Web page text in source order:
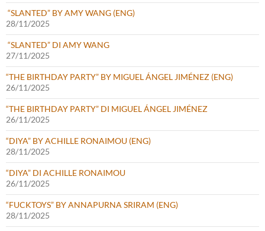
“SLANTED” BY AMY WANG (ENG)
28/11/2025
“SLANTED” DI AMY WANG
27/11/2025
“THE BIRTHDAY PARTY” BY MIGUEL ÁNGEL JIMÉNEZ (ENG)
26/11/2025
“THE BIRTHDAY PARTY” DI MIGUEL ÁNGEL JIMÉNEZ
26/11/2025
“DIYA” BY ACHILLE RONAIMOU (ENG)
28/11/2025
“DIYA” DI ACHILLE RONAIMOU
26/11/2025
“FUCKTOYS” BY ANNAPURNA SRIRAM (ENG)
28/11/2025